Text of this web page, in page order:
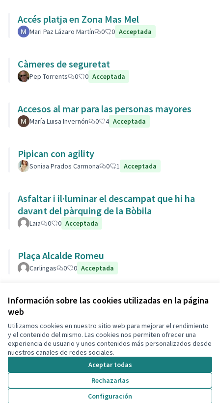
Información sobre las cookies utilizadas en la página
web
Utilizamos cookies en nuestro sitio web para mejorar el rendimiento
y el contenido del mismo. Las cookies nos permiten ofrecer una
experiencia de usuario y unos contenidos más personalizados desde
nuestros canales de redes sociales.
Aceptar todas
Rechazarlas
Configuración
Accés platja en Zona Mas Mel
Mari Paz Lázaro Martín 0 0 Acceptada
Càmeres de seguretat
Pep Torrents 0 0 Acceptada
Accesos al mar para las personas mayores
María Luisa Invernón 0 4 Acceptada
Pipican con agility
Soniaa Prados Carmona 0 1 Acceptada
Asfaltar i il·luminar el descampat que hi ha
davant del pàrquing de la Bòbila
Laia 0 0 Acceptada
Plaça Alcalde Romeu
Carlingas 0 0 Acceptada
Ver todas las propuestas retiradas
Términos y condiciones de uso
Configuración de cookies
Decidim Calafell en X
(Enlace externo)
Decidim Calafell en Facebook
Decidim Calafell en YouTube
Decidim Calafell en GitHub
(Enlace externo)
Con licencia
(Enlace